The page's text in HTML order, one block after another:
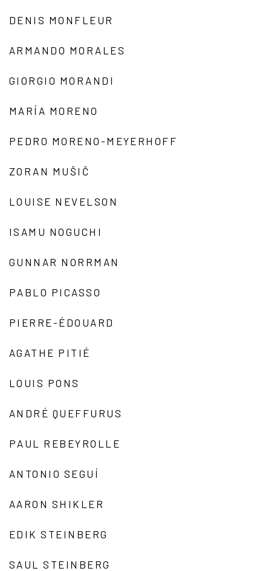
DENIS MONFLEUR
ARMANDO MORALES
GIORGIO MORANDI
MARÍA MORENO
PEDRO MORENO-MEYERHOFF
ZORAN MUŠIČ
LOUISE NEVELSON
ISAMU NOGUCHI
GUNNAR NORRMAN
PABLO PICASSO
PIERRE-ÉDOUARD
AGATHE PITIÉ
LOUIS PONS
ANDRÉ QUEFFURUS
PAUL REBEYROLLE
ANTONIO SEGUÍ
AARON SHIKLER
EDIK STEINBERG
SAUL STEINBERG